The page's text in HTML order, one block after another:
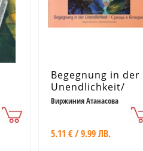
Begegnung in der
Unendlichkeit/
Среща в безкрая
Виржиния Атанасова
5.11 € / 9.99 ЛВ.